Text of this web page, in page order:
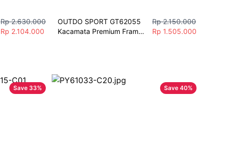
Rp 2.630.000
Rp 2.104.000
OUTDO SPORT GT62055
Kacamata Premium Frame
Rp 2.150.000
Rp 1.505.000
Save 33% Save 40%